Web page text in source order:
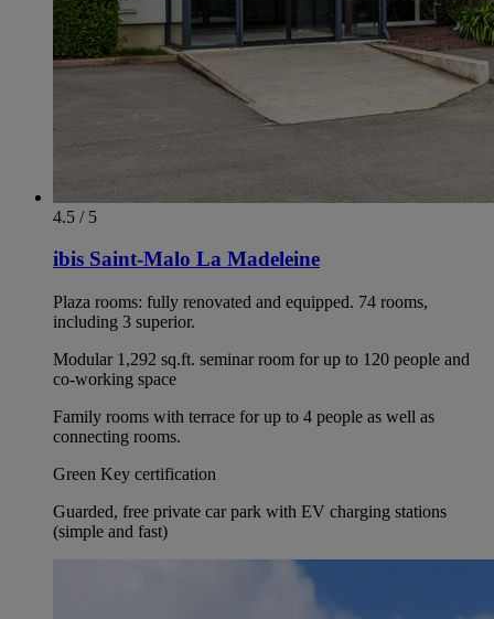
4.5 / 5
ibis Saint-Malo La Madeleine
Plaza rooms: fully renovated and equipped. 74 rooms,
including 3 superior.
Modular 1,292 sq.ft. seminar room for up to 120 people and
co-working space
Family rooms with terrace for up to 4 people as well as
connecting rooms.
Green Key certification
Guarded, free private car park with EV charging stations
(simple and fast)